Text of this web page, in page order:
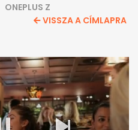
ONEPLUS Z
VISSZA A CÍMLAPRA